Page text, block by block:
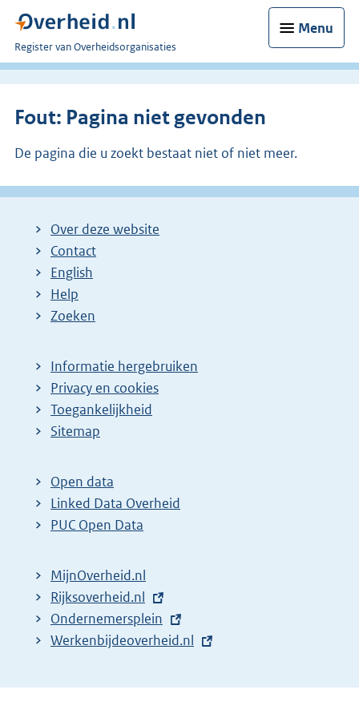
Menu
U
bent
Register van Overheidsorganisaties
Fout: Pagina niet gevonden
De pagina die u zoekt bestaat niet of niet meer.
Over deze website
Contact
English
Help
Zoeken
Informatie hergebruiken
Privacy en cookies
Toegankelijkheid
Sitemap
Open data
Linked Data Overheid
PUC Open Data
MijnOverheid.nl
E
x
t
r
Rijksoverheid.nl
E
x
e
Ondernemersplein
E
t
Werkenbijdeoverheid.nl